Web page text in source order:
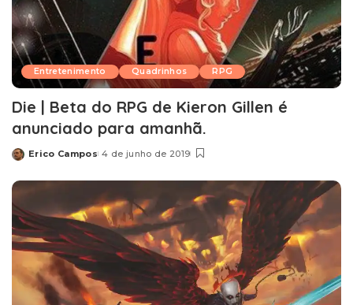
Entretenimento Quadrinhos RPG
Die | Beta do RPG de Kieron Gillen é
anunciado para amanhã.
Posted
Erico Campos 4 de junho de 2019